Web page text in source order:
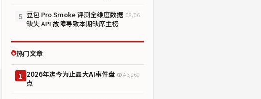
5 豆包 Pro Smoke 评测全维度数据
缺失 API 故障导致本期缺席主榜
08/06
热门文章
1 2026年迄今为止最大AI事件盘
点
46,960